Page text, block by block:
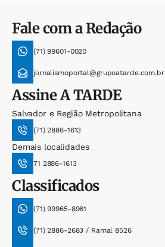
Fale com a Redação
(71) 99601-0020
jornalismoportal@grupoatarde.com.br
AssineA TARDE
Salvador e Região Metropolitana
(71) 2886-1613
Demais localidades
71 2886-1613
Classificados
(71) 99965-8961
(71) 2886-2683 / Ramal 8526